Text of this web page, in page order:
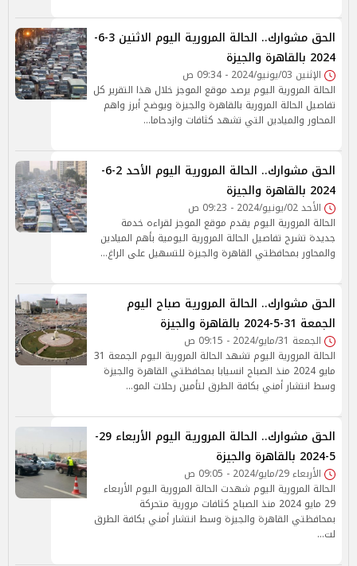
الحق مشوارك.. الحالة المرورية اليوم الاثنين 3-6-
2024 بالقاهرة والجيزة
الإثنين 03/يونيو/2024 - 09:34 ص
الحالة المرورية اليوم يرصد موقع الموجز خلال هذا التقرير كل
تفاصيل الحالة المرورية بالقاهرة والجيزة ويوضح أبرز واهم
المحاور والميادين التي تشهد كثافات وازدحاما…
الحق مشوارك.. الحالة المرورية اليوم الأحد 2-6-
2024 بالقاهرة والجيزة
الأحد 02/يونيو/2024 - 09:23 ص
الحالة المرورية اليوم يقدم موقع الموجز لقراءه خدمة
جديدة تشرح تفاصيل الحالة المرورية اليومية بأهم الميادين
والمحاور بمحافظتي القاهرة والجيزة للتسهيل على الراغ…
الحق مشوارك.. الحالة المرورية صباح اليوم
الجمعة 31-5-2024 بالقاهرة والجيزة
الجمعة 31/مايو/2024 - 09:15 ص
الحالة المرورية اليوم تشهد الحالة المرورية اليوم الجمعة 31
مايو 2024 منذ الصباح انسيابا بمحافظتي القاهرة والجيزة
وسط انتشار أمني بكافة الطرق لتأمين رحلات المو…
الحق مشوارك.. الحالة المرورية اليوم الأربعاء 29-
5-2024 بالقاهرة والجيزة
الأربعاء 29/مايو/2024 - 09:05 ص
الحالة المرورية اليوم شهدت الحالة المرورية اليوم الأربعاء
29 مايو 2024 منذ الصباح كثافات مرورية متحركة
بمحافظتي القاهرة والجيزة وسط انتشار أمني بكافة الطرق
لت…